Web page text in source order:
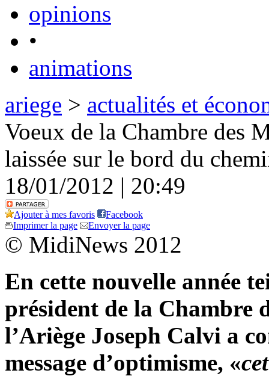
opinions
•
animations
ariege > actualités et
Voeux de la Chambre des
laissée sur le bord du
18/01/2012 | 20:49
Ajouter à mes favoris
Facebook
Imprimer la page
Envoyer la page
© MidiNews 2012
En cette nouvelle année
président de la Chambre
l’Ariège Joseph Calvi a
message d’optimisme, «